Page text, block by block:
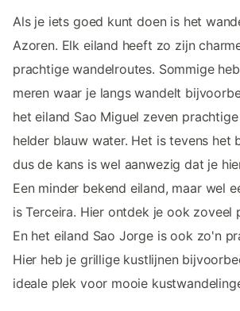
Als je iets goed kunt doen is het
Azoren. Elk eiland heeft zo zijn
prachtige wandelroutes. Sommige
meren waar je langs wandelt
het eiland Sao Miguel zeven
helder blauw water. Het is tevens het
dus de kans is wel aanwezig dat je
Een minder bekend eiland, maar wel
is Terceira. Hier ontdek je ook zoveel
En het eiland Sao Jorge is ook zo'n
Hier heb je grillige kustlijnen
ideale plek voor mooie